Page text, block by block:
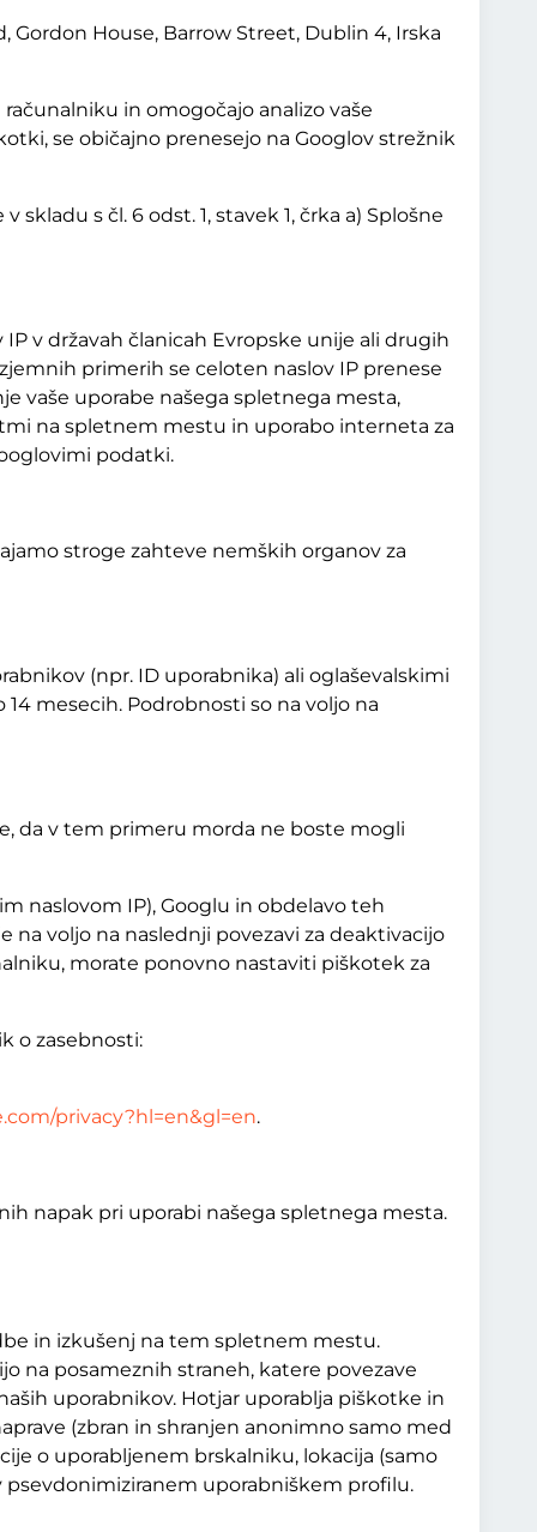
House, Barrow Street, Dublin 4, Irska
in omogočajo analizo vaše
se običajno prenesejo na Googlov strežnik
s čl. 6 odst. 1, stavek 1, črka a) Splošne
v državah članicah Evropske unije ali drugih
primerih se celoten naslov IP prenese
vaše uporabe našega spletnega mesta,
na spletnem mestu in uporabo interneta za
podatki.
stroge zahteve nemških organov za
(npr. ID uporabnika) ali oglaševalskimi
14 mesecih. Podrobnosti so na voljo na
da v tem primeru morda ne boste mogli
naslovom IP), Googlu in obdelavo teh
voljo na naslednji povezavi za deaktivacijo
morate ponovno nastaviti piškotek za
o zasebnosti:
privacy?hl=en&gl=en.
napak pri uporabi našega spletnega mesta.
in izkušenj na tem spletnem mestu.
na posameznih straneh, katere povezave
uporabnikov. Hotjar uporablja piškotke in
(zbran in shranjen anonimno samo med
o uporabljenem brskalniku, lokacija (samo
psevdonimiziranem uporabniškem profilu.